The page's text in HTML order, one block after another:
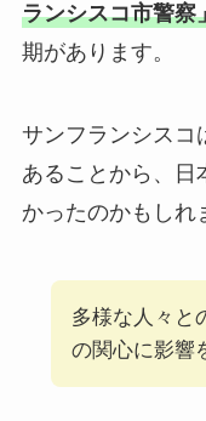
ランシスコ市警察
期があります。
サンフランシスコ
あることから、日
かったのかもしれ
多様な人々と
の関心に影響